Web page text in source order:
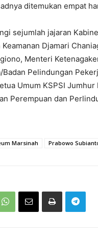
ditemukan empat
sejumlah jajaran
Djamari
Menteri
Pelindungan
Umum KSPSI
Perempuan dan
Marsinah Prabowo